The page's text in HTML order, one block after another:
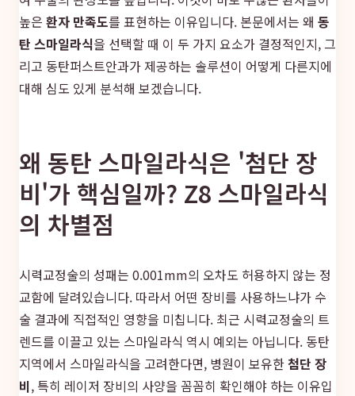
높은 환자 만족도를 표현하는 이유입니다. 본문에서는 왜 동
탄 스마일라식을 선택할 때 이 두 가지 요소가 결정적인지, 그
리고 동탄퍼스트안과가 제공하는 솔루션이 어떻게 다른지에
대해 심도 있게 분석해 보겠습니다.
왜 동탄 스마일라식은 '첨단 장
비'가 핵심일까? Z8 스마일라식
의 차별점
시력교정술의 성패는 0.001mm의 오차도 허용하지 않는 정
교함에 달려있습니다. 따라서 어떤 장비를 사용하느냐가 수
술 결과에 직접적인 영향을 미칩니다. 최근 시력교정술의 트
렌드를 이끌고 있는 스마일라식 역시 예외는 아닙니다. 동탄
지역에서 스마일라식을 고려한다면, 병원이 보유한첨단 장
비, 특히 레이저 장비의 사양을 꼼꼼히 확인해야 하는 이유입